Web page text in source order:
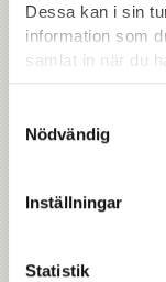
Dessa kan i sin
information som
samlat in när du
Nödvändig
Inställningar
Statistik
observationer
som görs av